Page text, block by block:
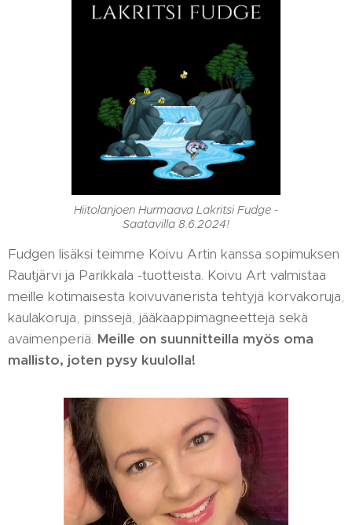
Hiitolanjoen Hurmaava Lakritsi Fudge -
Saatavilla 8.6.2024!
Fudgen lisäksi teimme Koivu Artin kanssa sopimuksen
Rautjärvi ja Parikkala -tuotteista. Koivu Art valmistaa
meille kotimaisesta koivuvanerista tehtyjä korvakoruja,
kaulakoruja, pinssejä, jääkaappimagneetteja sekä
avaimenperiä. Meille on suunnitteilla myös oma
mallisto, joten pysy kuulolla!